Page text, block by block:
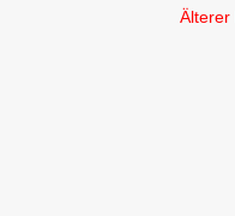
Älterer